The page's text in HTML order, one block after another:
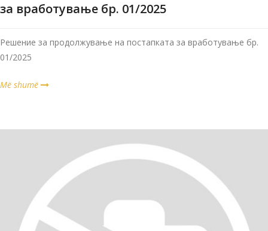
за вработување бр. 01/2025
Решение за продолжување на постапката за вработување бр.
01/2025
Më shumë